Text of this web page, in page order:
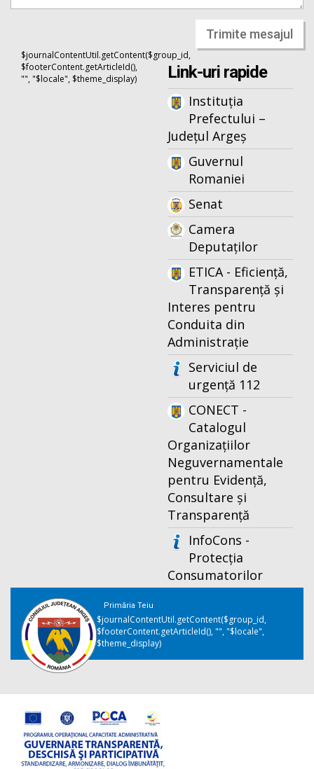
Trimite mesajul
$journalContentUtil.getContent($group_id,
$footerContent.getArticleId(),
"", "$locale", $theme_display)
Link-uri rapide
Instituția
Prefectului –
Județul Argeș
Guvernul
Romaniei
Senat
Camera
Deputaților
ETICA - Eficiență,
Transparență și
Interes pentru
Conduita din
Administrație
Serviciul de
urgență 112
CONECT -
Catalogul
Organizațiilor
Neguvernamentale
pentru Evidență,
Consultare și
Transparență
InfoCons -
Protecția
Consumatorilor
Primăria Teiu
$journalContentUtil.getContent($group_id,
$footerContent.getArticleId(), "", "$locale",
$theme_display)